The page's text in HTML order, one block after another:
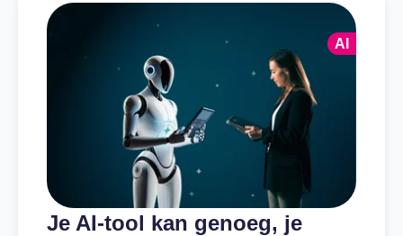
Je AI-tool kan genoeg, je
AI